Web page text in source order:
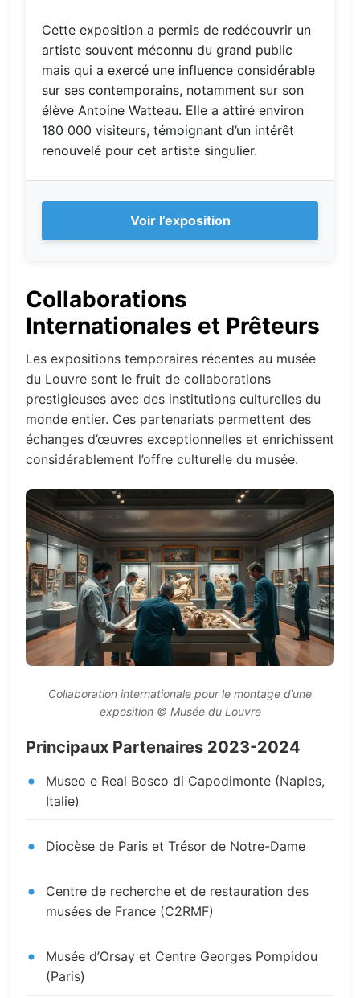
Cette exposition a permis de redécouvrir un
artiste souvent méconnu du grand public
mais qui a exercé une influence considérable
sur ses contemporains, notamment sur son
élève Antoine Watteau. Elle a attiré environ
180 000 visiteurs, témoignant d’un intérêt
renouvelé pour cet artiste singulier.
Voir l’exposition
Collaborations
Internationales et Prêteurs
Les expositions temporaires récentes au musée
du Louvre sont le fruit de collaborations
prestigieuses avec des institutions culturelles du
monde entier. Ces partenariats permettent des
échanges d’œuvres exceptionnelles et enrichissent
considérablement l’offre culturelle du musée.
Collaboration internationale pour le montage d’une
exposition © Musée du Louvre
Principaux Partenaires 2023-2024
Museo e Real Bosco di Capodimonte (Naples,
Italie)
Diocèse de Paris et Trésor de Notre-Dame
Centre de recherche et de restauration des
musées de France (C2RMF)
Musée d’Orsay et Centre Georges Pompidou
(Paris)